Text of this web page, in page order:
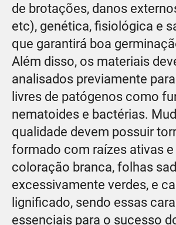
de brotações, danos
etc), genética, fisiológica e
que garantirá boa
Além disso, os materiais
analisados previamente
livres de patógenos como
nematoides e bactérias.
qualidade devem possuir
formado com raízes ativas e
coloração branca, folhas
excessivamente verdes, e
lignificado, sendo essas
essenciais para o sucesso